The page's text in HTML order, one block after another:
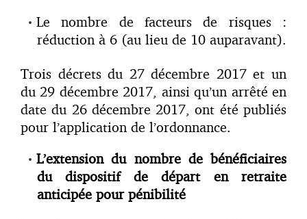
Le nombre de facteurs de risques :
réduction à 6 (au lieu de 10 auparavant).
Trois décrets du 27 décembre 2017 et un
du 29 décembre 2017, ainsi qu’un arrêté en
date du 26 décembre 2017, ont été publiés
pour l’application de l’ordonnance.
L’extension du nombre de bénéficiaires
du dispositif de départ en retraite
anticipée pour pénibilité